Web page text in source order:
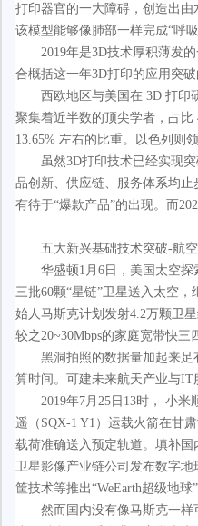
打印器官的一大障碍，创造出由
该模型能够像肺部一样完成“呼吸
2019年是3D技术厚积薄发
合概括这一年3D打印的应用突破
西欧地区与美国在 3D 打印
聚集着近半数的顶尖学者，占
13.65% 左右的比重。以色列则
虽然3D打印技术已经实现
品创新、供应链、服务体系均
有待于“爆款产品”的出现。而
五大新兴基础技术突破-航
华盛顿1月6日，美国太空
三批60颗“星链”卫星送入太空
始人马斯克计划发射4.2万颗卫
较之20~30Mbps的家庭宽带快三
黑洞拍照的数据量加起来足
算时间。可建未来航天产业与IT
2019年7月25日13时， 小
遥（SQX-1 Y1）运载火箭在甘
载荷准确送入预定轨道。填补
卫星影像产业链公司发布数字地
筐技术等推出“WeEarth超级地球”
然而国内没有像马斯克一